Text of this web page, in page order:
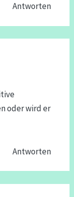
Antworten
oder wird er
Antworten